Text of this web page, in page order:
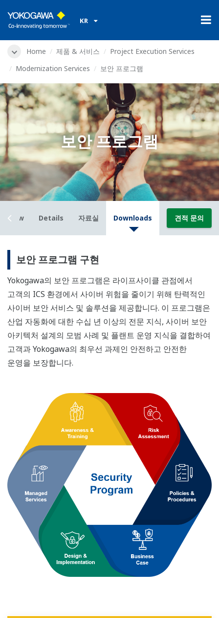
KR
Home 제품 & 서비스
Project Execution Services
Modernization Services
보안 프로그램
보안 프로그램
Details 자료실 Downloads 견적 문의
보안 프로그램 구현
Yokogawa의 보안 프로그램은 라이프사이클 관점에서
고객의 ICS 환경에서 사이버 위험을 줄이기 위해 탄력적인
사이버 보안 서비스 및 솔루션을 제공합니다. 이 프로그램은
산업 자동화에 대한 수십 년 이상의 전문 지식, 사이버 보안
아키텍처 설계의 모범 사례 및 플랜트 운영 지식을 결합하여
고객과 Yokogawa의 최우선 과제인 안전하고 안전한
운영을 보장합니다.